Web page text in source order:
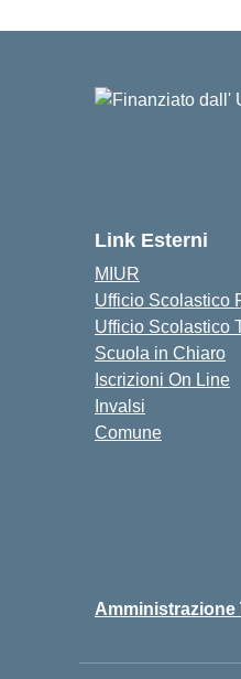
Link Esterni
MIUR
Ufficio Scolastico
Ufficio Scolastico
Scuola in Chiaro
Iscrizioni On Line
Invalsi
Comune
Amministrazione